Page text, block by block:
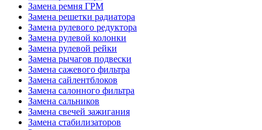
Замена ремня ГРМ
Замена решетки радиатора
Замена рулевого редуктора
Замена рулевой колонки
Замена рулевой рейки
Замена рычагов подвески
Замена сажевого фильтра
Замена сайлентблоков
Замена салонного фильтра
Замена сальников
Замена свечей зажигания
Замена стабилизаторов